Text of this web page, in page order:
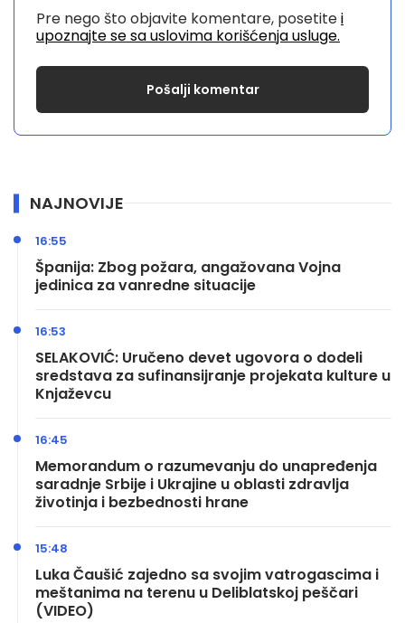
Pre nego što objavite komentare, posetitei
upoznajte se sa uslovima korišćenja usluge.
NAJNOVIJE
Španija: Zbog požara, angažovana Vojna
jedinica za vanredne situacije
16:55
SELAKOVIĆ: Uručeno devet ugovora o dodeli
sredstava za sufinansijranje projekata kulture u
Knjaževcu
16:53
Memorandum o razumevanju do unapređenja
saradnje Srbije i Ukrajine u oblasti zdravlja
životinja i bezbednosti hrane
16:45
Luka Čaušić zajedno sa svojim vatrogascima i
meštanima na terenu u Deliblatskoj peščari
(VIDEO)
15:48